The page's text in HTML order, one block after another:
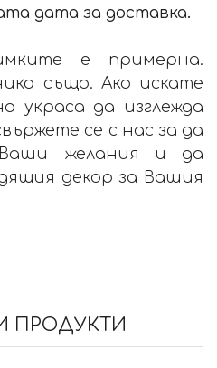
дата за доставка.
е примерна.
също. Ако искате
украса да изглежда
се с нас за да
желания и да
декор за Вашия
ПРОДУКТИ